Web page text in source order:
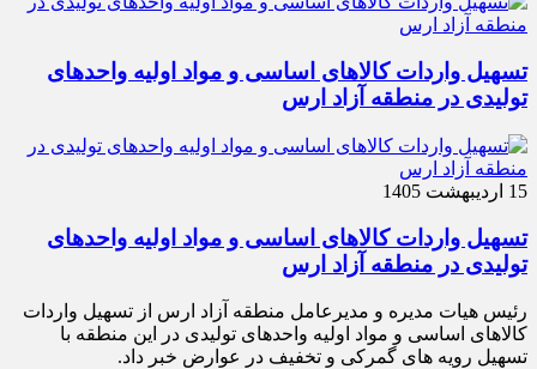
تسهیل واردات کالاهای اساسی و مواد اولیه واحدهای
تولیدی در منطقه آزاد ارس
15 اردیبهشت 1405
تسهیل واردات کالاهای اساسی و مواد اولیه واحدهای
تولیدی در منطقه آزاد ارس
رئیس هیات مدیره و مدیرعامل منطقه آزاد ارس از تسهیل واردات
کالاهای اساسی و مواد اولیه واحدهای تولیدی در این منطقه با
تسهیل رویه های گمرکی و تخفیف در عوارض خبر داد.